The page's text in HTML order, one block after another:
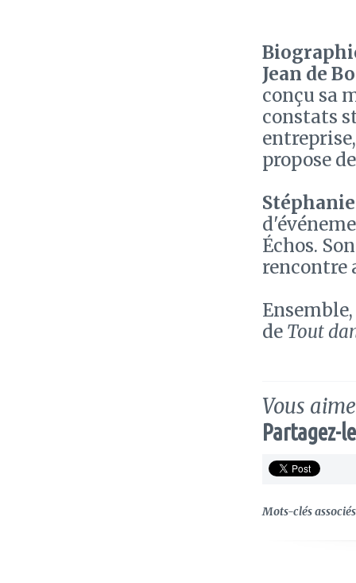
Jean de
conçu sa
constats
propose
Échos.
rencontre
de Tout
Vous
Partagez-
Mots-clés